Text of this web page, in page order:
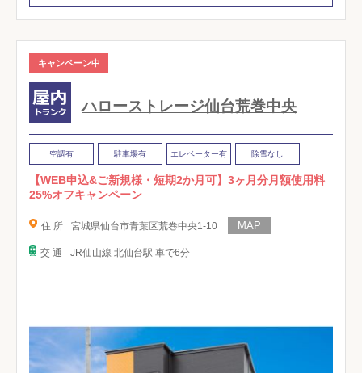
キャンペーン中
ハローストレージ仙台荒巻中央
空調有 駐車場有 エレベーター有 除雪なし
【WEB申込&ご新規様・短期2か月可】3ヶ月分月額使用料
25%オフキャンペーン
住 所 宮城県仙台市青葉区荒巻中央1-10
交 通 JR仙山線 北仙台駅 車で6分